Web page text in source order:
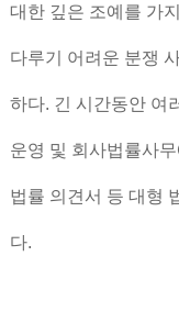
대한 깊은 조예를 가
다루기 어려운 분쟁
하다. 긴 시간동안 여
운영 및 회사법률사
법률 의견서 등 대형
다.